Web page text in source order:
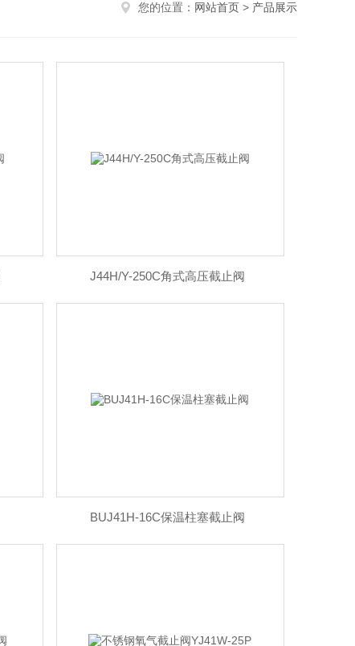
您的位置： 网站首页 > 产品展示
J44H/Y-250C角式高压截止阀
BUJ41H-16C保温柱塞截止阀